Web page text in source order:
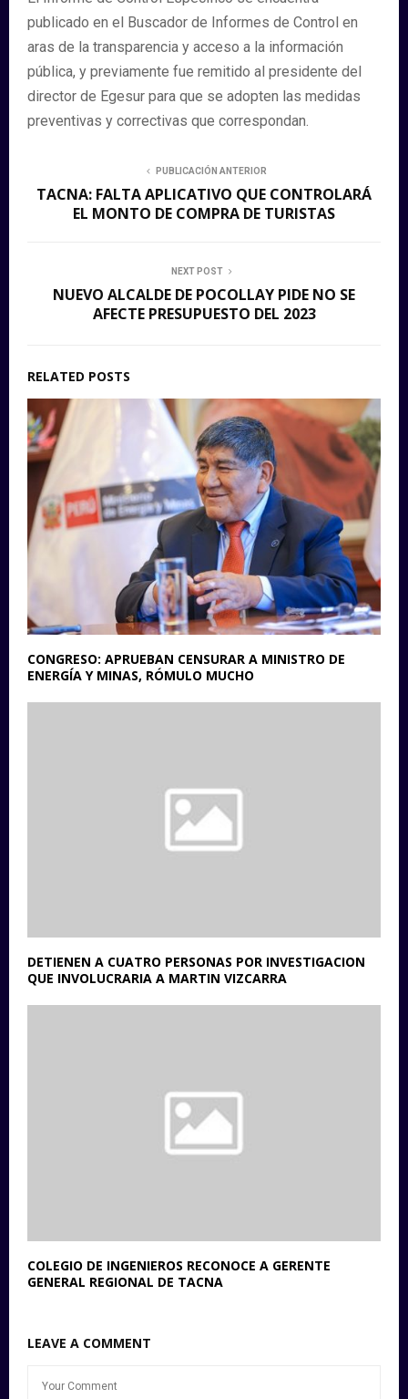
publicado en el Buscador de Informes de Control en
aras de la transparencia y acceso a la información
pública, y previamente fue remitido al presidente del
director de Egesur para que se adopten las medidas
preventivas y correctivas que correspondan.
PUBLICACIÓN ANTERIOR
TACNA: FALTA APLICATIVO QUE CONTROLARÁ
EL MONTO DE COMPRA DE TURISTAS
NEXT POST
NUEVO ALCALDE DE POCOLLAY PIDE NO SE
AFECTE PRESUPUESTO DEL 2023
RELATED POSTS
CONGRESO: APRUEBAN CENSURAR A MINISTRO DE
ENERGÍA Y MINAS, RÓMULO MUCHO
DETIENEN A CUATRO PERSONAS POR INVESTIGACION
QUE INVOLUCRARIA A MARTIN VIZCARRA
COLEGIO DE INGENIEROS RECONOCE A GERENTE
GENERAL REGIONAL DE TACNA
LEAVE A COMMENT